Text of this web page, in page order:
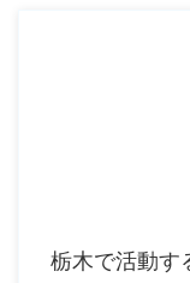
栃木で活動す